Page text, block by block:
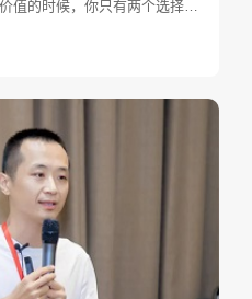
值的时候，你只有两个选择，
，当一个企业想要往右边去进